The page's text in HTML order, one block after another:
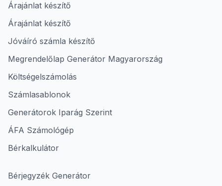
Árajánlat készítő
Árajánlat készítő
Jóváíró számla készítő
Megrendelőlap Generátor Magyarország
Költségelszámolás
Számlasablonok
Generátorok Iparág Szerint
ÁFA Számológép
Bérkalkulátor
Bérjegyzék Generátor